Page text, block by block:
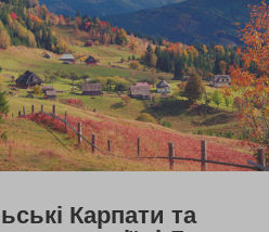
Карпати та